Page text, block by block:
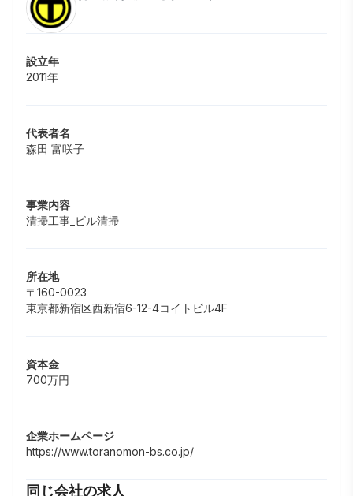
設立年
2011年
代表者名
森田 富咲子
事業内容
清掃工事_ビル清掃
所在地
〒160-0023
東京都新宿区西新宿6-12-4コイトビル4F
資本金
700万円
企業ホームページ
https://www.toranomon-bs.co.jp/
同じ会社の求人